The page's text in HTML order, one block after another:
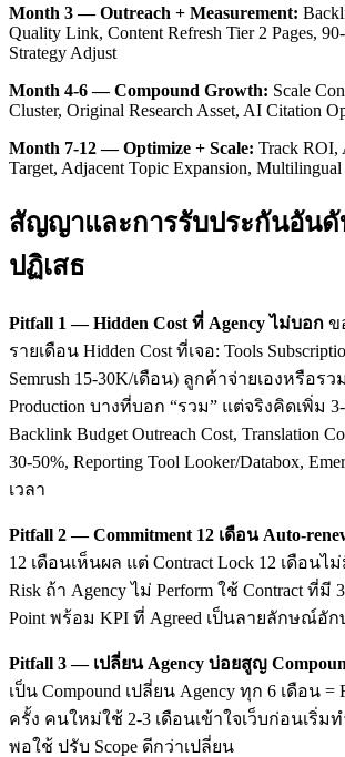
Month 3 — Outreach + Measurement:
Quality Link, Content Refresh Tier 2 Pages,
Strategy Adjust
Month 4-6 — Compound Growth: Scale
Cluster, Original Research Asset, AI Citation
Month 7-12 — Optimize + Scale: Track ROI,
Target, Adjacent Topic Expansion, Multilingual
สัญญาและการรับประกันอัน
ปฏิเสธ
Pitfall 1 — Hidden Cost ที่ Agency ไม่บอก ข
รายเดือน Hidden Cost ที่เจอ: Tools
Semrush 15-30K/เดือน) ลูกค้าจ่ายเองหรือรว
Production บางที่บอก “รวม” แต่จริงคิดเพิ่ม
Backlink Budget Outreach Cost, Translation
30-50%, Reporting Tool Looker/Databox,
เวลา
Pitfall 2 — Commitment 12 เดือน Auto-
12 เดือนเห็นผล แต่ Contract Lock 12 เดือนไม่
Risk ถ้า Agency ไม่ Perform ใช้ Contract ที่มี
Point พร้อม KPI ที่ Agreed เป็นลายลักษณ์อัก
Pitfall 3 — เปลี่ยน Agency บ่อยสูญ
เป็น Compound เปลี่ยน Agency ทุก 6 เดือน =
ครั้ง คนใหม่ใช้ 2-3 เดือนเข้าใจเว็บก่อนเริ่มท
พอใช้ ปรับ Scope ดีกว่าเปลี่ยน